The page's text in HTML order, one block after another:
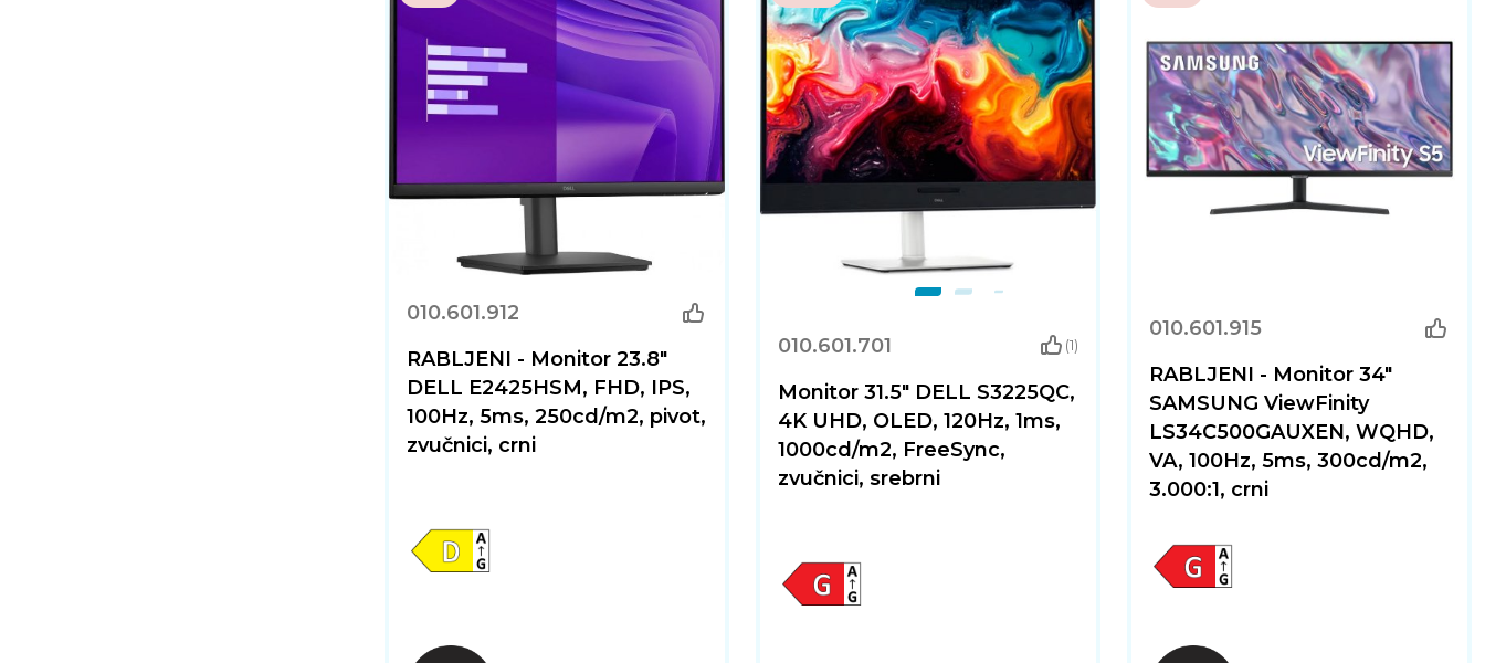
010.601.912
RABLJENI - Monitor 23.8"
DELL E2425HSM, FHD, IPS,
100Hz, 5ms, 250cd/m2, pivot,
zvučnici, crni
010.601.701 (1)
Monitor 31.5" DELL S3225QC,
4K UHD, OLED, 120Hz, 1ms,
1000cd/m2, FreeSync,
zvučnici, srebrni
010.601.915
RABLJENI - Monitor 34"
SAMSUNG ViewFinity
LS34C500GAUXEN, WQHD,
VA, 100Hz, 5ms, 300cd/m2,
3.000:1, crni